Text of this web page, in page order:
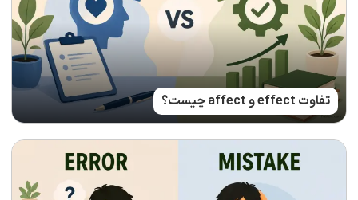
تفاوت effect و affect چیست؟